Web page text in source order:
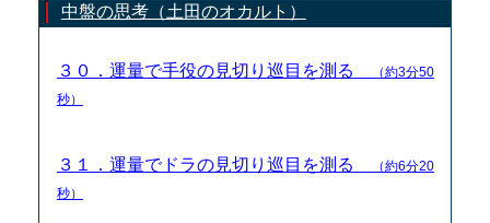
中盤の思考（土田のオカルト）
３０．運量で手役の見切り巡目を測る
（約3分50
秒）
３１．運量でドラの見切り巡目を測る
（約6分20
秒）